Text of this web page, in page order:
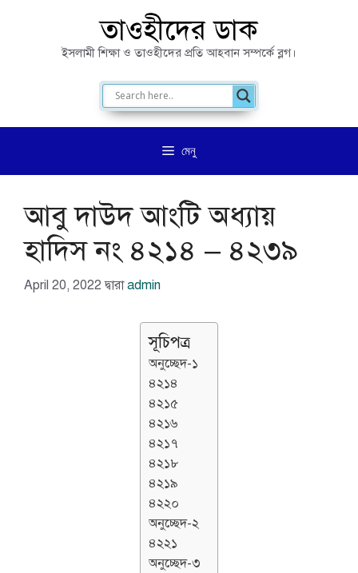
তাওহীদের ডাক
ইসলামী শিক্ষা ও তাওহীদের প্রতি আহবান সম্পর্কে ব্লগ।
মেনু
আবু দাউদ আংটি অধ্যায়
হাদিস নং ৪২১৪ – ৪২৩৯
April 20, 2022 দ্বারাadmin
সূচিপত্র
অনুচ্ছেদ-১
৪২১৪
৪২১৫
৪২১৬
৪২১৭
৪২১৮
৪২১৯
৪২২০
অনুচ্ছেদ-২
৪২২১
অনুচ্ছেদ-৩